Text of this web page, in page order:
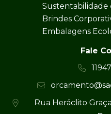
Sustentabilidade
Brindes
Embalagens
Fale
Rua Heráclito